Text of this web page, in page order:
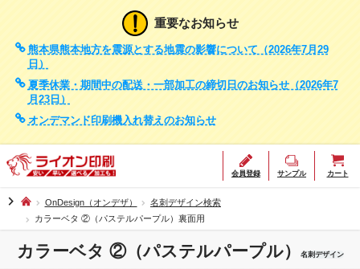
重要なお知らせ
熊本県熊本地方を震源とする地震の影響について（2026年7月29
日）
夏季休業・期間中の配送・一部加工の締切日のお知らせ（2026年7
月23日）
オンデマンド印刷機入れ替えのお知らせ
会員登録 サンプル カート
chevron_right OnDesign（オンデザ）
名刺デザイン検索
カラーベタ ②（パステルパープル）裏面用
カラーベタ ②（パステルパープル） 名刺デザイン